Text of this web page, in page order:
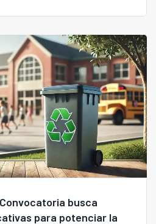
busca
para potenciar la